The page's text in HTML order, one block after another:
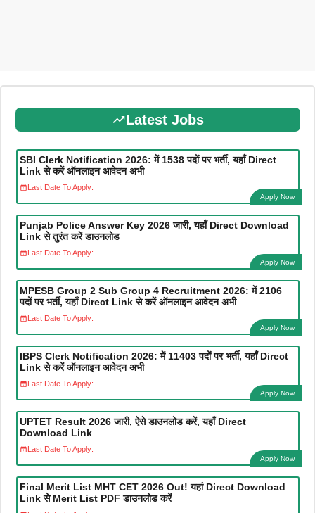
Latest Jobs
SBI Clerk Notification 2026: में 1538 पदों पर भर्ती, यहाँ Direct
Link से करें ऑनलाइन आवेदन अभी
Last Date To Apply:
Apply Now
Punjab Police Answer Key 2026 जारी, यहाँ Direct Download
Link से तुरंत करें डाउनलोड
Last Date To Apply:
Apply Now
MPESB Group 2 Sub Group 4 Recruitment 2026: में 2106
पदों पर भर्ती, यहाँ Direct Link से करें ऑनलाइन आवेदन अभी
Last Date To Apply:
Apply Now
IBPS Clerk Notification 2026: में 11403 पदों पर भर्ती, यहाँ Direct
Link से करें ऑनलाइन आवेदन अभी
Last Date To Apply:
Apply Now
UPTET Result 2026 जारी, ऐसे डाउनलोड करें, यहाँ Direct
Download Link
Last Date To Apply:
Apply Now
Final Merit List MHT CET 2026 Out! यहां Direct Download
Link से Merit List PDF डाउनलोड करें